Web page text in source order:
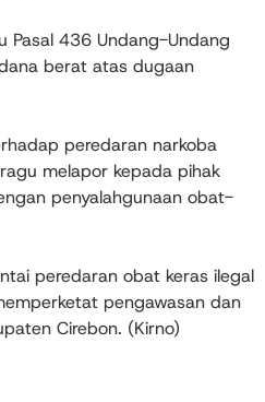
Pasal 436 Undang-Undang
berat atas dugaan
peredaran narkoba
melapor kepada pihak
penyalahgunaan obat-
peredaran obat keras ilegal
pengawasan dan
Cirebon. (Kirno)